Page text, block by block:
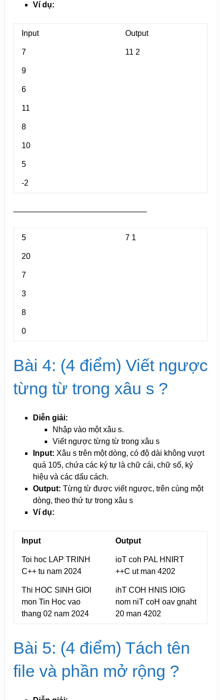
Ví dụ:
Input Output
7 11 2
9
6
11
8
10
5
-2
—————————————————
5 7 1
20
7
3
8
0
Bài 4: (4 điểm) Viết ngược
từng từ trong xâu s ?
Diễn giải:
Nhập vào một xâu s.
Viết ngược từng từ trong xâu s
Input: Xâu s trên một dòng, có độ dài không vượt
quá 105, chứa các ký tự là chữ cái, chữ số, ký
hiệu và các dấu cách.
Output: Từng từ được viết ngược, trên cùng một
dòng, theo thứ tự trong xâu s
Ví dụ:
Input Output
Toi hoc LAP TRINH
C++ tu nam 2024
ioT coh PAL HNIRT
++C ut man 4202
Thi HOC SINH GIOI
mon Tin Hoc vao
thang 02 nam 2024
ihT COH HNIS IOIG
nom niT coH oav gnaht
20 man 4202
Bài 5: (4 điểm) Tách tên
file và phần mở rộng ?